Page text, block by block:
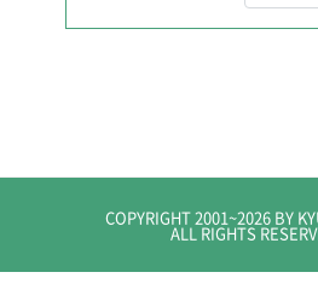
COPYRIGHT 2001~2026 BY
ALL RIGHTS